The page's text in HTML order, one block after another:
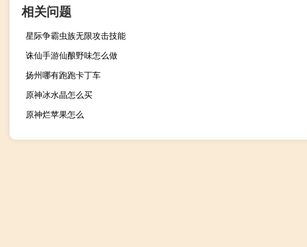
相关问题
星际争霸虫族无限攻击技能
诛仙手游仙酿野味怎么做
扬州哪有跑跑卡丁车
原神冰水晶怎么买
原神烂苹果怎么